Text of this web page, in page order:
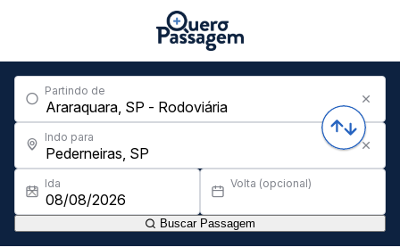
Partindo de
Indo para
Ida Volta (opcional)
Buscar Passagem